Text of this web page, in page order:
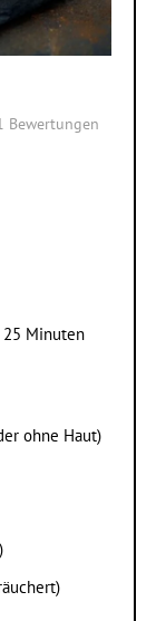
Bewertungen
25 Minuten
ohne Haut)